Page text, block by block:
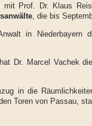
Prof. Dr. Klaus
, die bis
in Niederbayern
hat Dr. Marcel Vachek die
in die
Toren von Passau,